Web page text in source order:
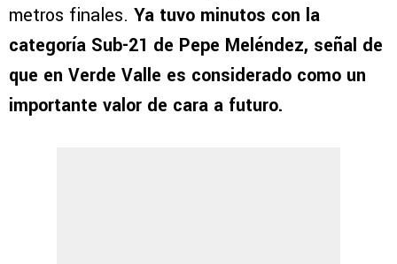
metros finales. Ya tuvo minutos con la
categoría Sub-21 de Pepe Meléndez, señal de
que en Verde Valle es considerado como un
importante valor de cara a futuro.